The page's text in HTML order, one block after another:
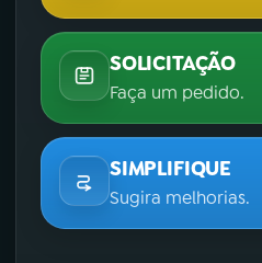
SOLICITAÇÃO
Faça um pedido.
SIMPLIFIQUE
Sugira melhorias.